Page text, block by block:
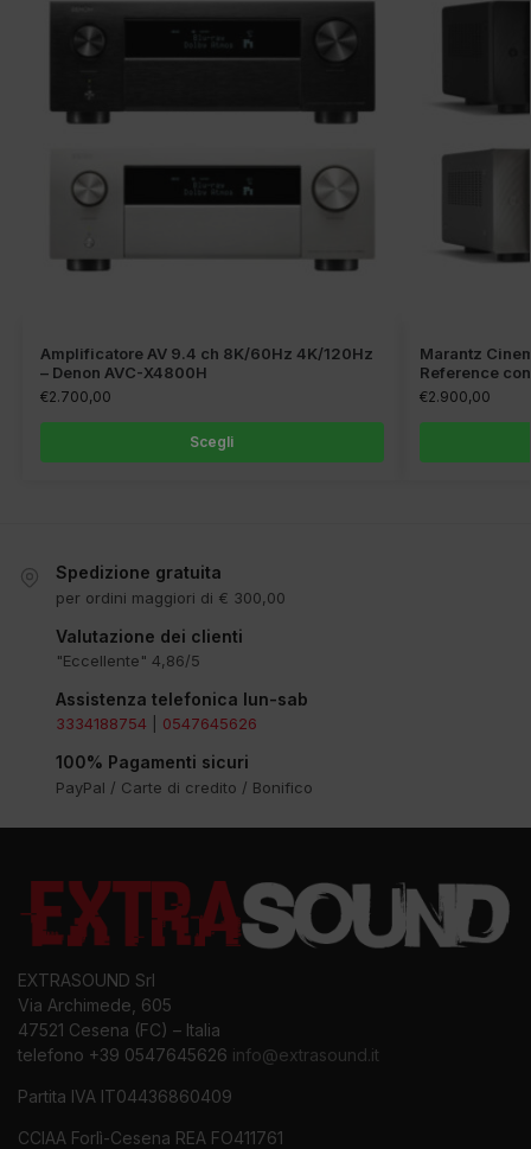
Amplificatore AV 9.4 ch 8K/60Hz 4K/120Hz
– Denon AVC-X4800H
€2.700,00
Scegli
Marantz
Reference con
€2.900,00
Spedizione gratuita
per ordini maggiori di € 300,00
Valutazione dei clienti
"Eccellente" 4,86/5
Assistenza telefonica lun-sab
3334188754 0547645626
100% Pagamenti sicuri
PayPal / Carte di credito / Bonifico
EXTRASOUND Srl
Via Archimede, 605
47521 Cesena (FC) – Italia
telefono +39 0547645626 info@extrasound.it
Partita IVA IT04436860409
CCIAA Forlì-Cesena REA FO411761